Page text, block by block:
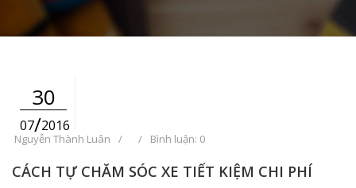
30
07/2016
Nguyễn Thành Luân / / Bình luận: 0
CÁCH TỰ CHĂM SÓC XE TIẾT KIỆM CHI PHÍ